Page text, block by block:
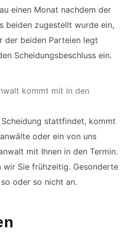
einen Monat nachdem der
beiden zugestellt wurde ein,
der beiden Parteien legt
Scheidungsbeschluss ein.
kommt mit in den
stattfindet, kommt
oder ein von uns
mit Ihnen in den Termin.
wir Sie frühzeitig. Gesonderte
oder so nicht an.